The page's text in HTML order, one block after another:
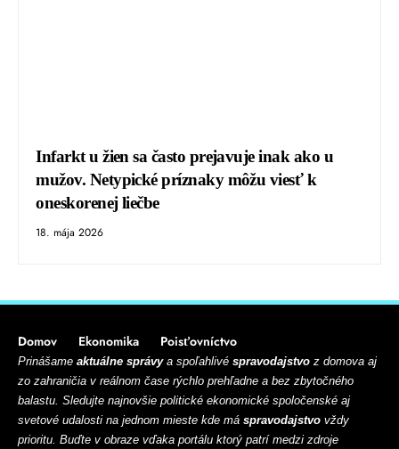
Infarkt u žien sa často prejavuje inak ako u
mužov. Netypické príznaky môžu viesť k
oneskorenej liečbe
18. mája 2026
Domov Ekonomika Poisťovníctvo
Prinášame aktuálne správya spoľahlivé spravodajstvo z domova aj
zo zahraničia v reálnom čase rýchlo prehľadne a bez zbytočného
balastu. Sledujte najnovšie politické ekonomické spoločenské aj
svetové udalosti na jednom mieste kde má spravodajstvo vždy
prioritu. Buďte v obraze vďaka portálu ktorý patrí medzi zdroje